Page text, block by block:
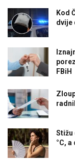
Kod
dvije
FBiH
Stižu
°C,